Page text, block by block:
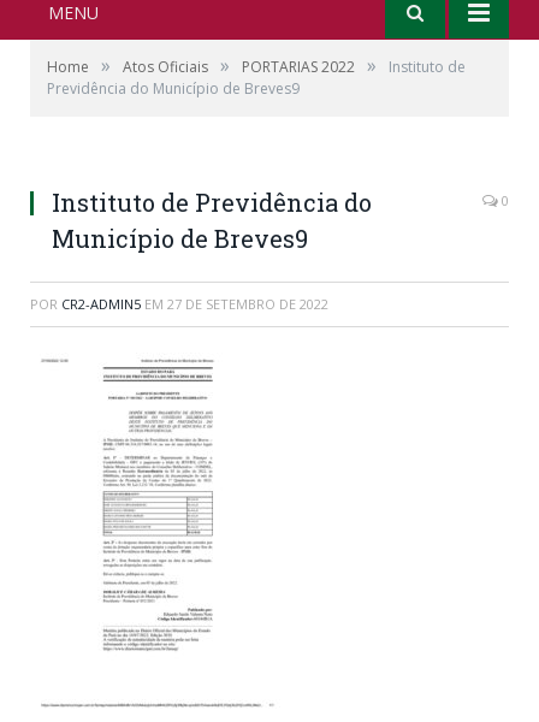
MENU
Home » Atos Oficiais » PORTARIAS 2022 »
Instituto de
Previdência do Município de Breves9
Instituto de Previdência do
Município de Breves9
0
POR CR2-ADMIN5 EM 27 DE SETEMBRO DE 2022